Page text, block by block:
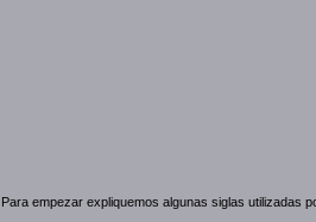
Para empezar expliquemos algunas siglas utilizadas